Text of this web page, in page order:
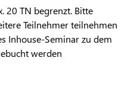
20 TN begrenzt. Bitte
Teilnehmer teilnehmen
Inhouse-Seminar zu dem
werden